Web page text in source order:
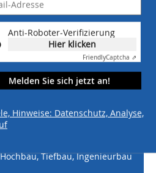
Anti-Roboter-Verifizierung
Hier klicken
FriendlyCaptcha ⇗
Melden Sie sich jetzt an!
Hinweise: Datenschutz, Analyse,
Stellen
Tiefbau, Ingenieurbau